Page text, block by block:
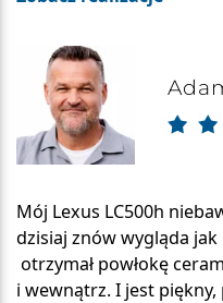
Mój Lexus LC500h
dzisiaj znów wygląda
otrzymał powłokę
i wewnątrz. I jest piękny,